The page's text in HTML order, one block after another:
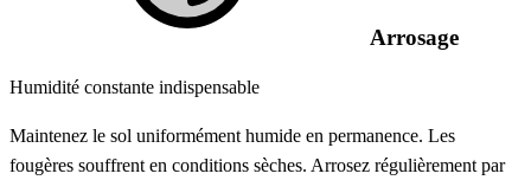
Arrosage
Humidité constante indispensable
Maintenez le sol uniformément humide en permanence. Les
fougères souffrent en conditions sèches. Arrosez régulièrement par